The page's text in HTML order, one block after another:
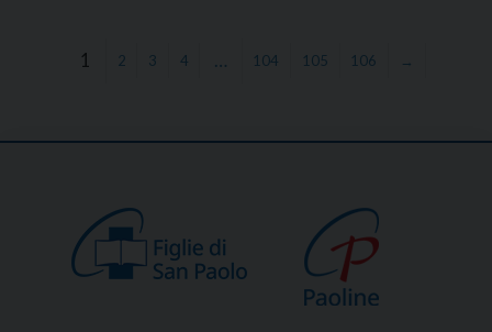
1 2 3 4 … 104 105 106 →